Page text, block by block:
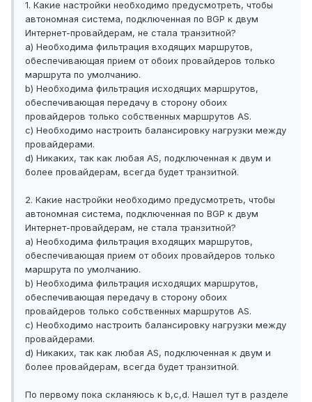
1. Какие настройки необходимо предусмотреть, чтобы
автономная система, подключенная по BGP к двум
Интернет-провайдерам, не стала транзитной?
a) Необходима фильтрация входящих маршрутов,
обеспечивающая прием от обоих провайдеров только
маршрута по умолчанию.
b) Необходима фильтрация исходящих маршрутов,
обеспечивающая передачу в сторону обоих
провайдеров только собственных маршрутов AS.
c) Необходимо настроить балансировку нагрузки между
провайдерами.
d) Никаких, так как любая AS, подключенная к двум и
более провайдерам, всегда будет транзитной.
2. Какие настройки необходимо предусмотреть, чтобы
автономная система, подключенная по BGP к двум
Интернет-провайдерам, не стала транзитной?
a) Необходима фильтрация входящих маршрутов,
обеспечивающая прием от обоих провайдеров только
маршрута по умолчанию.
b) Необходима фильтрация исходящих маршрутов,
обеспечивающая передачу в сторону обоих
провайдеров только собственных маршрутов AS.
c) Необходимо настроить балансировку нагрузки между
провайдерами.
d) Никаких, так как любая AS, подключенная к двум и
более провайдерам, всегда будет транзитной.
По первому пока скланяюсь к b,c,d. Нашел тут в разделе